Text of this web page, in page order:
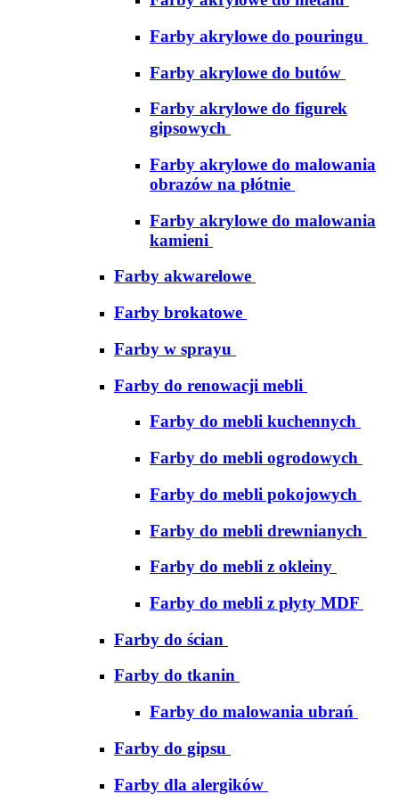
Farby akrylowe do pouringu
Farby akrylowe do butów
Farby akrylowe do figurek
gipsowych
Farby akrylowe do malowania
obrazów na płótnie
Farby akrylowe do malowania
kamieni
Farby akwarelowe
Farby brokatowe
Farby w sprayu
Farby do renowacji mebli
Farby do mebli kuchennych
Farby do mebli ogrodowych
Farby do mebli pokojowych
Farby do mebli drewnianych
Farby do mebli z okleiny
Farby do mebli z płyty MDF
Farby do ścian
Farby do tkanin
Farby do malowania ubrań
Farby do gipsu
Farby dla alergików